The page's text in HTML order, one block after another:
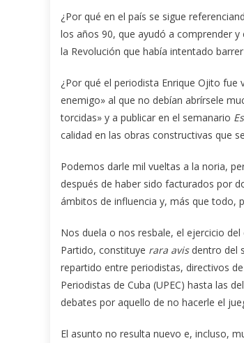
¿Por qué en el país se sigue
los años 90, que ayudó a comprender
la Revolución que había intentado
¿Por qué el periodista Enrique Ojito
enemigo» al que no debían abrírsele
torcidas» y a publicar en el semanario
calidad en las obras constructivas que
Podemos darle mil vueltas a la noria,
después de haber sido facturados por
ámbitos de influencia y, más que todo,
Nos duela o nos resbale, el ejercicio
Partido, constituye rara avisdentro del
repartido entre periodistas, directivos
Periodistas de Cuba (UPEC) hasta las
debates por aquello de no hacerle el
El asunto no resulta nuevo e, incluso,